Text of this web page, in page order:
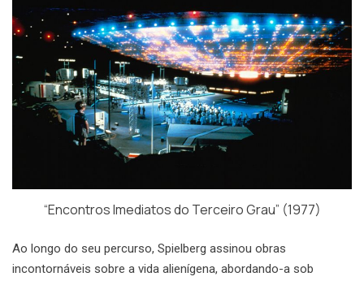
“Encontros Imediatos do Terceiro Grau” (1977)
Ao longo do seu percurso, Spielberg assinou obras
incontornáveis sobre a vida alienígena, abordando-a sob